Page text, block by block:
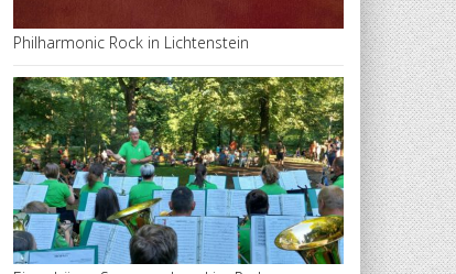
Philharmonic Rock in Lichtenstein